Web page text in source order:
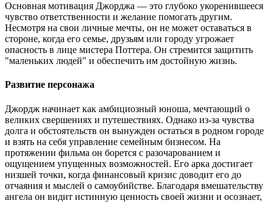
Основная мотивация Джорджа — это глубоко укоренившееся
чувство ответственности и желание помогать другим.
Несмотря на свои личные мечты, он не может оставаться в
стороне, когда его семье, друзьям или городу угрожает
опасность в лице мистера Поттера. Он стремится защитить
"маленьких людей" и обеспечить им достойную жизнь.
Развитие персонажа
Джордж начинает как амбициозный юноша, мечтающий о
великих свершениях и путешествиях. Однако из-за чувства
долга и обстоятельств он вынужден остаться в родном городе
и взять на себя управление семейным бизнесом. На
протяжении фильма он борется с разочарованием и
ощущением упущенных возможностей. Его арка достигает
низшей точки, когда финансовый кризис доводит его до
отчаяния и мыслей о самоубийстве. Благодаря вмешательству
ангела он видит истинную ценность своей жизни и осознает,